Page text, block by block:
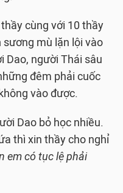
cùng với 10 thầy
mù lặn lội vào
Dao, người Thái sâu
đêm phải cuốc
vào được.
Dao bỏ học nhiều.
thì xin thầy cho nghỉ
em có tục lệ phải